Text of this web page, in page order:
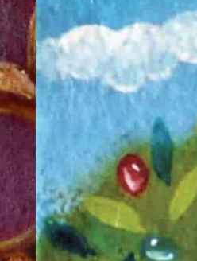
七つ
の星
と七
つの
燭台
章）
455mm×379mm
制作年 2011